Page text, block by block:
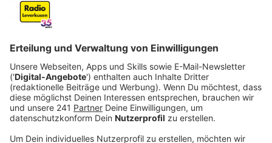
Veröffentlicht:
Anzeige
Deutsche Post weist auf 20. Februar hin
Anzeige